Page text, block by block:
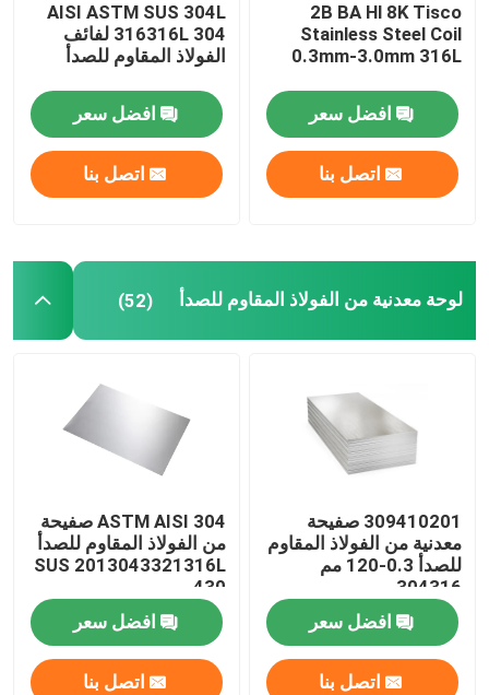
منتجات
معلومات عنا
جولة في المعمل
اطلب اقتباس
لفائف الفولاذ المقاوم للصدأ TISCO
لوحة معدنية من الفولاذ المقاوم للصدأ
ورقة لوحة الكربون الصلب
لفائف الصلب جي
2B BA Hl 8K Tisco
Stainless Steel Coil
0.3mm-3.0mm 316L
افضل سعر
اتصل بنا
AISI ASTM SUS 304L
316316L 304 لفائف
الفولاذ المقاوم للصدأ
افضل سعر
اتصل بنا
لوحة معدنية من الفولاذ المقاوم للصدأ (52)
309410201 صفيحة
معدنية من الفولاذ المقاوم
للصدأ 0.3-120 مم
304316
افضل سعر
اتصل بنا
ASTM AISI 304 صفيحة
من الفولاذ المقاوم للصدأ
SUS 2013043321316L
430
افضل سعر
اتصل بنا